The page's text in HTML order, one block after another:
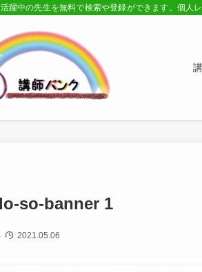
躍中の先生を無料で検索や登録ができます。個人
so-banner 1
2021.05.06